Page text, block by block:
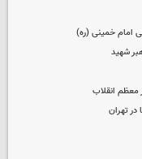
امام خمینی (ره)
شهید
معظم انقلاب
در تهران